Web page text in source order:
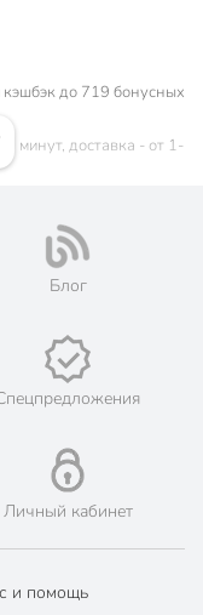
до 719 бонусных
минут, доставка - от 1-
заказ и оплатить
магазинов Порядок.
или
день!
гипермаркет
ведущих мировых
Блог
Личный кабинет
и помощь